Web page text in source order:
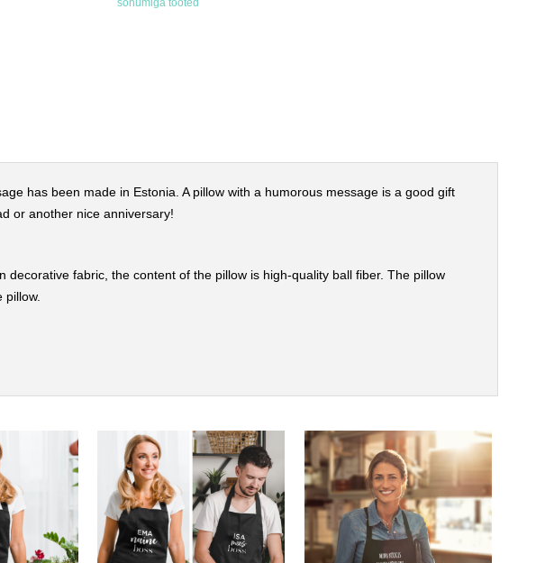
has been made in Estonia.A pillow with a humorous message is a good gift
or another nice anniversary!
decorative fabric, the content of the pillow is high-quality ball fiber.The pillow